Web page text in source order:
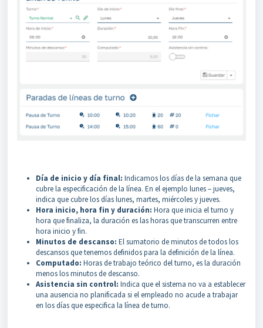
Día de inicio y día final: Indicamos los días de la semana que
cubre la especificación de la línea. En el ejemplo lunes – jueves,
indica que cubre los días lunes, martes, miércoles y jueves.
Hora inicio, hora fin y duración: Hora que inicia el turno y
hora que finaliza, la duración es las horas que transcurren entre
hora inicio y fin.
Minutos de descanso: El sumatorio de minutos de todos los
descansos que tenemos definidos para la definición de la línea.
Computado: Horas de trabajo teórico del turno, es la duración
menos los minutos de descanso.
Asistencia sin control: Indica que el sistema no va a establecer
una ausencia no planificada si el empleado no acude a trabajar
en los días que especifica la línea de turno.